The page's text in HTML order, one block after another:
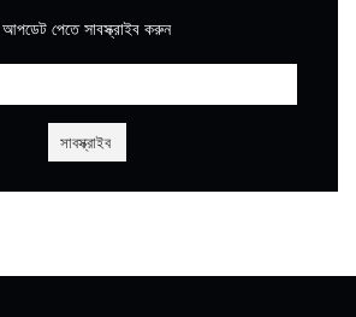
আপডেট পেতে সাবস্ক্রাইব করুন